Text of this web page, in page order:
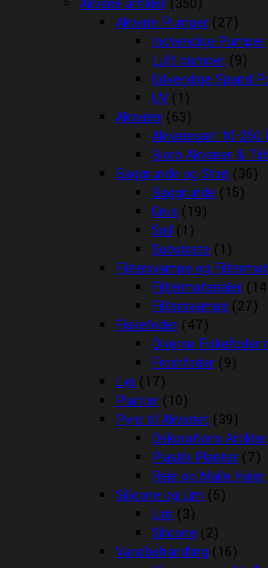
Akvarie artikler (350)
Akvarie Pumper (27)
Indvendige Pumper
Luft pumper (9)
Udvendige Spand
UV (1)
Akvarier (63)
Akvariesæt 10-260
Biorb Akvarier &
Baggrunde og Sten (36)
Baggrunde (15)
Grus (19)
Soil (1)
Substrate (1)
Filtersvampe og
Filtermaterialer
Filtersvampe (27)
Fiskefoder (47)
Diverse Fiskefoder
Frostfoder (9)
Lys (17)
Planter (10)
Pynt til Akvariet (39)
Dekorations Artikler
Plastik Planter (7)
Reje og Malle Huler
Silicone og Lim (5)
Lim (3)
Silicone (2)
Vandbehandling (16)